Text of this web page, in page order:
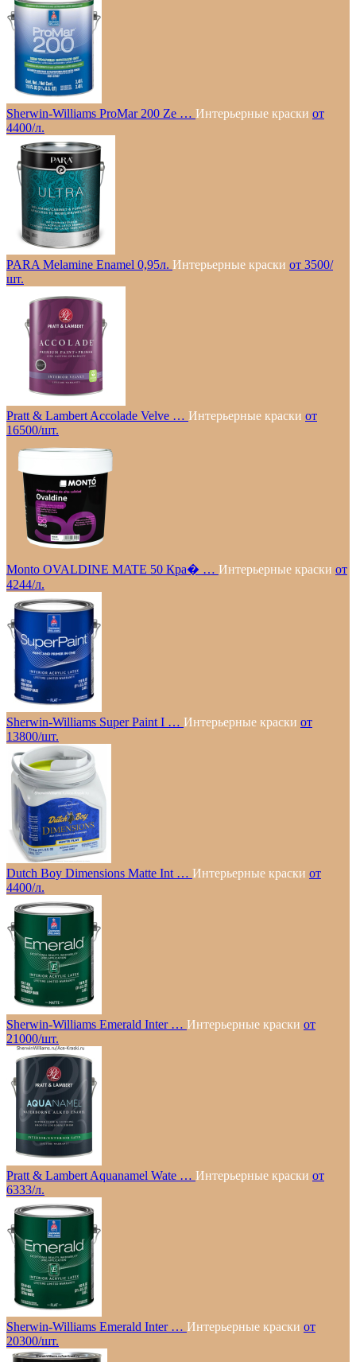
Sherwin-Williams ProMar 200 Ze … Интерьерные краски от
4400/л.
PARA Melamine Enamel 0,95л. Интерьерные краски от 3500/
шт.
Pratt & Lambert Accolade Velve … Интерьерные краски от
16500/шт.
Monto OVALDINE MATE 50 Кра� … Интерьерные краски от
4244/л.
Sherwin-Williams Super Paint I … Интерьерные краски от
13800/шт.
Dutch Boy Dimensions Matte Int … Интерьерные краски от
4400/л.
Sherwin-Williams Emerald Inter … Интерьерные краски от
21000/шт.
Pratt & Lambert Aquanamel Wate … Интерьерные краски от
6333/л.
Sherwin-Williams Emerald Inter … Интерьерные краски от
20300/шт.